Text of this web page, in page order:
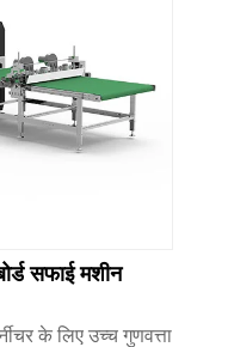
सफाई मशीन
के लिए उच्च गुणवत्ता